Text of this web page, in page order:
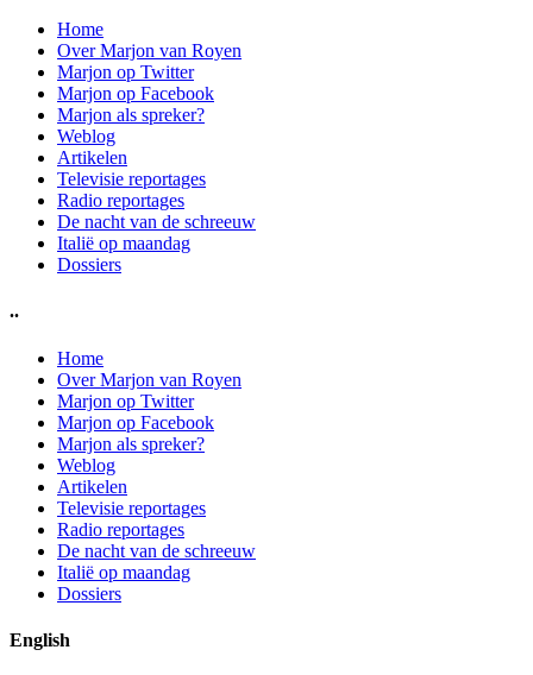
Home
Over Marjon van Royen
Marjon op Twitter
Marjon op Facebook
Marjon als spreker?
Weblog
Artikelen
Televisie reportages
Radio reportages
De nacht van de schreeuw
Italië op maandag
Dossiers
..
Home
Over Marjon van Royen
Marjon op Twitter
Marjon op Facebook
Marjon als spreker?
Weblog
Artikelen
Televisie reportages
Radio reportages
De nacht van de schreeuw
Italië op maandag
Dossiers
English